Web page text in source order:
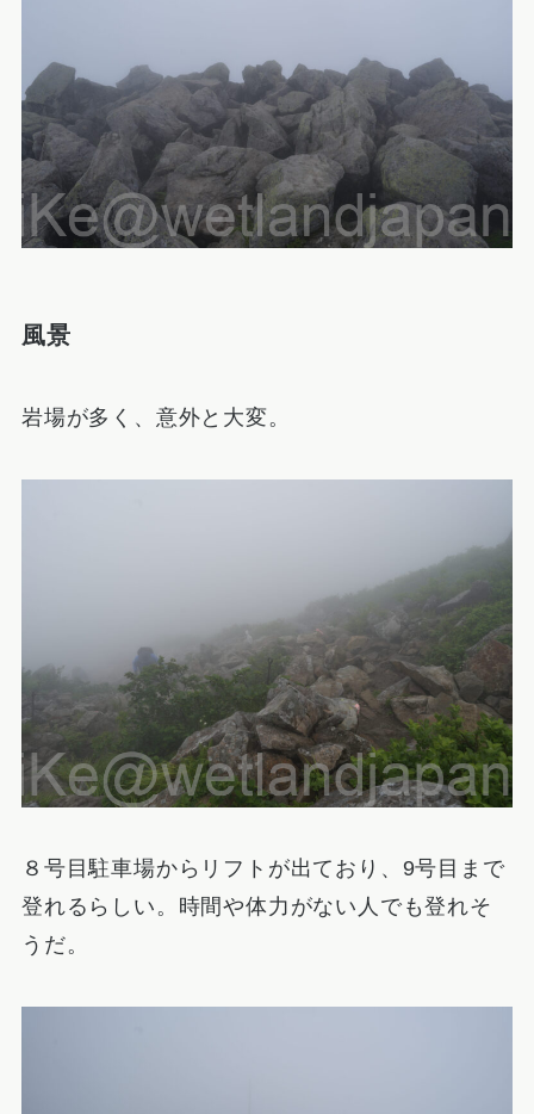
風景
岩場が多く、意外と大変。
８号目駐車場からリフトが出ており、9号目まで
登れるらしい。時間や体力がない人でも登れそ
うだ。